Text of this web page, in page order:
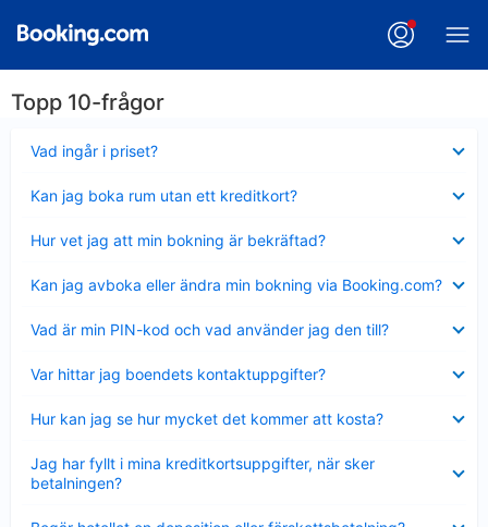
Topp 10-frågor
Vad ingår i priset?
mindre
Kan jag boka rum utan ett kreditkort?
mindre
Hur vet jag att min bokning är bekräftad?
mindre
Kan jag avboka eller ändra min bokning via Booking.com?
mindre
Vad är min PIN-kod och vad använder jag den till?
mindre
Var hittar jag boendets kontaktuppgifter?
mindre
Hur kan jag se hur mycket det kommer att kosta?
mindre
Jag har fyllt i mina kreditkortsuppgifter, när sker
betalningen?
mindre